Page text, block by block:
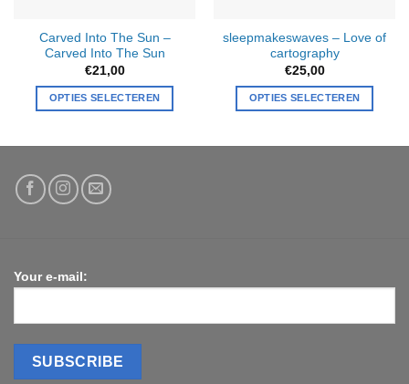
productpagina
Carved Into The Sun –
Carved Into The Sun
€21,00
OPTIES SELECTEREN
sleepmakeswaves – Love of
cartography
€25,00
OPTIES SELECTEREN
Your e-mail: